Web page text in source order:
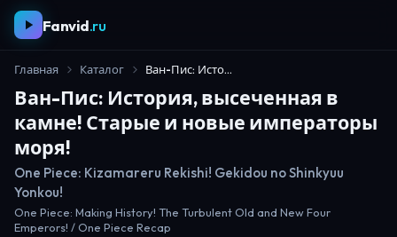
Fanvid.ru
Главная Каталог Ван-Пис: История, высеченная в камне! Старые и новые императоры моря!
Ван-Пис: История, высеченная в
камне! Старые и новые императоры
моря!
One Piece: Kizamareru Rekishi! Gekidou no Shinkyuu
Yonkou!
One Piece: Making History! The Turbulent Old and New Four
Emperors! / One Piece Recap